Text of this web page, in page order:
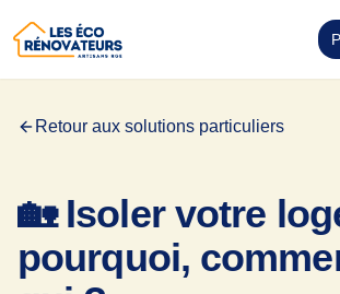
Retour aux solutions particuliers
🏡 Isoler votre
pourquoi,